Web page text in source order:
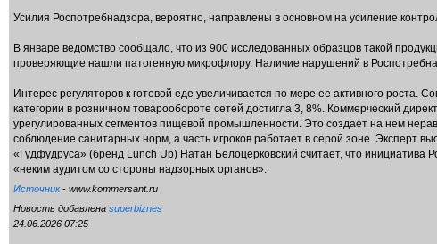
Усилия Роспотребнадзора, вероятно, направлены в основном на усиление
В январе ведомство сообщало, что из 900 исследованных образцов такой
проверяющие нашли патогенную микрофлору. Наличие нарушений в
Интерес регуляторов к готовой еде увеличивается по мере ее активного роста.
категории в розничном товарообороте сетей достигла 3, 8%. Коммерческий
урегулированных сегментов пищевой промышленности. Это создает на нем
соблюдение санитарных норм, а часть игроков работает в серой зоне. Эксперт
«Гудфудруса» (бренд Lunch Up) Натан Белоцерковский считает, что
«неким аудитом со стороны надзорных органов».
Источник- www.kommersant.ru
Новость добавлена superbiznes
24.06.2026 07:25